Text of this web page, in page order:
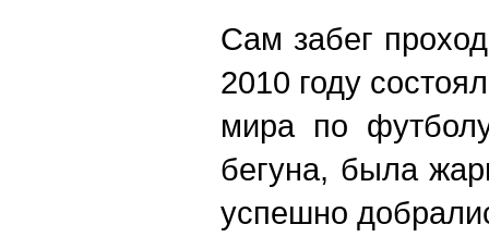
Сам забег
2010 году
мира по
бегуна, была
успешно